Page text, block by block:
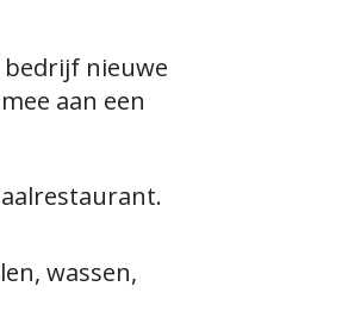
bedrijf nieuwe
aan een
wassen,